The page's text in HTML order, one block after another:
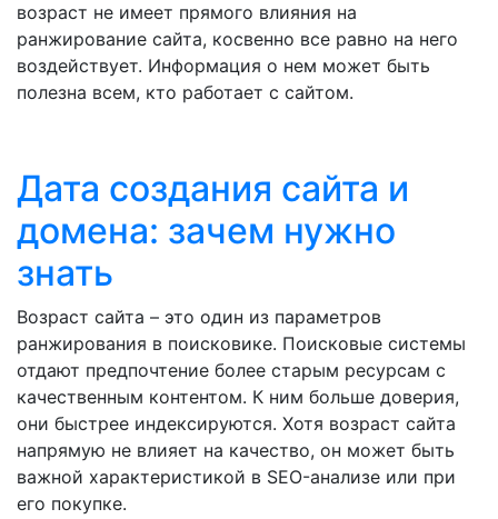
возраст не имеет прямого влияния на
ранжирование сайта, косвенно все равно на него
воздействует. Информация о нем может быть
полезна всем, кто работает с сайтом.
Дата создания сайта и
домена: зачем нужно
знать
Возраст сайта – это один из параметров
ранжирования в поисковике. Поисковые системы
отдают предпочтение более старым ресурсам с
качественным контентом. К ним больше доверия,
они быстрее индексируются. Хотя возраст сайта
напрямую не влияет на качество, он может быть
важной характеристикой в SEO-анализе или при
его покупке.